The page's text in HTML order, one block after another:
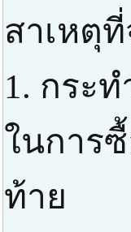
สาเหตุ
1. กระ
ในการ
ท้าย